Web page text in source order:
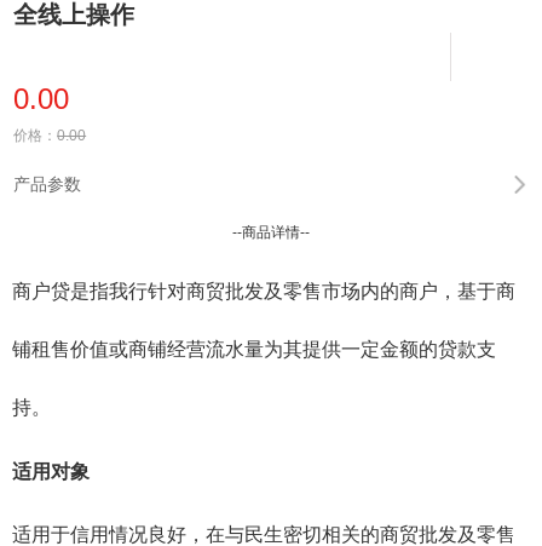
全线上操作
0.00
价格：0.00
产品参数
--商品详情--
商户贷是指我行针对商贸批发及零售市场内的商户，基于商
铺租售价值或商铺经营流水量为其提供一定金额的贷款支
持。
适用对象
适用于信用情况良好，在与民生密切相关的商贸批发及零售